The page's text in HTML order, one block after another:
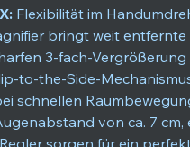
Flexibilität im
bringt weit entfernte
3-fach-
to-the-Side-
schnellen
von ca. 7 cm,
sorgen für ein